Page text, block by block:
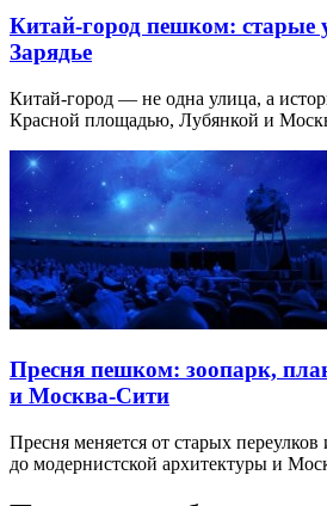
Китай-город пешком:
Зарядье
Китай-город — не одна улица, а
Красной площадью, Лубянкой и
Пресня пешком: зоопарк,
и Москва-Сити
Пресня меняется от старых
до модернистской архитектуры и